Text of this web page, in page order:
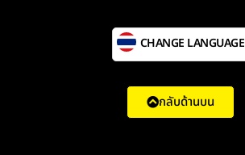
CHANGE LANGUAGE
กลับด้านบน